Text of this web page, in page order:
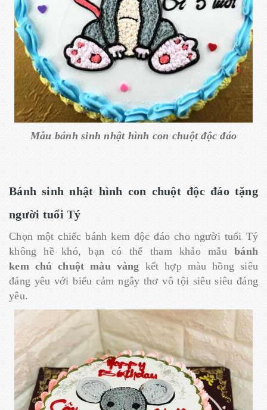
Mẫu bánh sinh nhật hình con chuột độc đáo
Bánh sinh nhật hình con chuột độc đáo tặng
người tuổi Tý
Chọn một chiếc bánh kem độc đáo cho người tuổi Tý
không hề khó, bạn có thể tham khảo mẫu bánh
kem chú chuột màu vàng kết hợp màu hồng siêu
đáng yêu với biểu cảm ngây thơ vô tội siêu siêu đáng
yêu.